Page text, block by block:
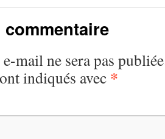
mail ne sera pas
indiqués avec *